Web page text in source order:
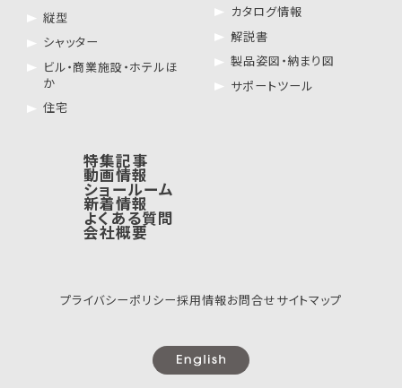
縦型
シャッター
ビル・商業施設・ホテルほ
か
住宅
カタログ情報
解説書
製品姿図・納まり図
サポートツール
特集記事
動画情報
ショールーム
新着情報
よくある質問
会社概要
プライバシーポリシー採用情報お問合せサイトマップ